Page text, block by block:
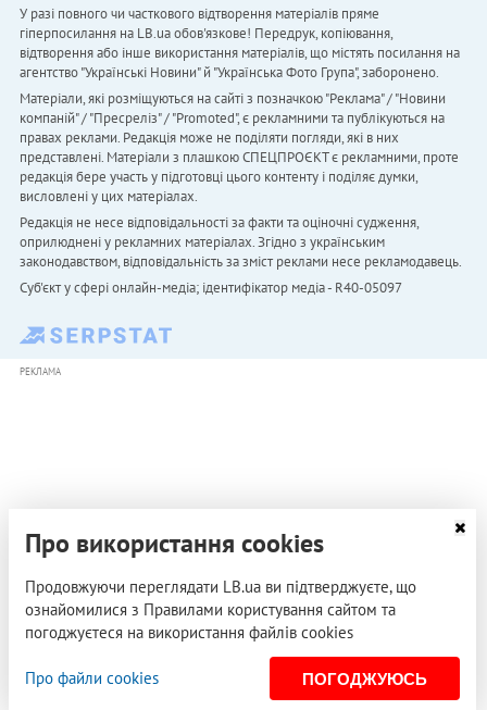
У разі повного чи часткового відтворення матеріалів пряме
гіперпосилання на LB.ua обов'язкове! Передрук, копіювання,
відтворення або інше використання матеріалів, що містять посилання на
агентство "Українськi Новини" й "Українська Фото Група", заборонено.
Матеріали, які розміщуються на сайті з позначкою "Реклама" / "Новини
компаній" / "Пресреліз" / "Promoted", є рекламними та публікуються на
правах реклами. Редакція може не поділяти погляди, які в них
представлені. Матеріали з плашкою СПЕЦПРОЄКТ є рекламними, проте
редакція бере участь у підготовці цього контенту і поділяє думки,
висловлені у цих матеріалах.
Редакція не несе відповідальності за факти та оціночні судження,
оприлюднені у рекламних матеріалах. Згідно з українським
законодавством, відповідальність за зміст реклами несе рекламодавець.
Cуб'єкт у сфері онлайн-медіа; ідентифікатор медіа - R40-05097
РЕКЛАМА
Про використання cookies
Продовжуючи переглядати LB.ua ви підтверджуєте, що
ознайомилися з Правилами користування сайтом та
погоджуєтеся на використання файлів cookies
Про файли cookies ПОГОДЖУЮСЬ